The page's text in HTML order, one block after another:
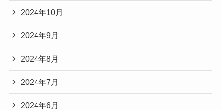
2024年10月
2024年9月
2024年8月
2024年7月
2024年6月